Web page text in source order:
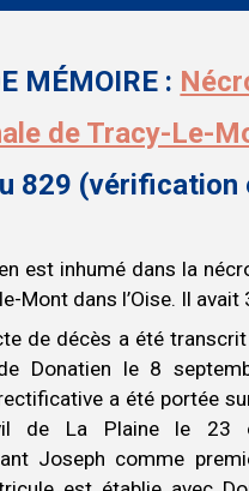
MÉMOIRE :
de Tracy-Le-
829 (vérification
est inhumé dans la
Mont dans l’Oise. Il avait
de décès a été
Donatien le 8
a été portée
de La Plaine le 23
Joseph comme